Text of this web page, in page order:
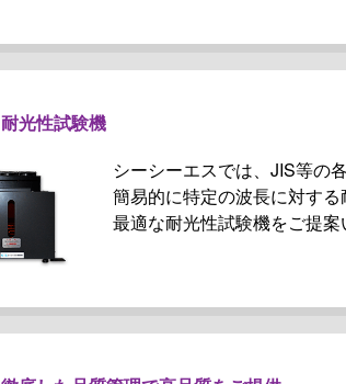
耐光性試験機
シーシーエスでは、JIS等の
簡易的に特定の波長に対する
最適な耐光性試験機をご提案